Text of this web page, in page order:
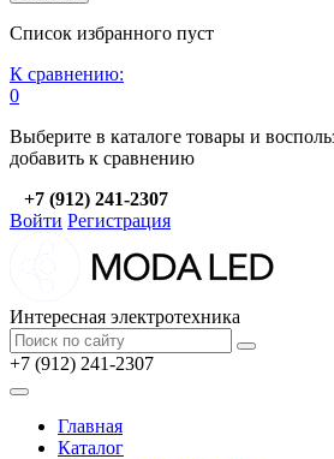
Список избранного пуст
К сравнению:
0
Выберите в каталоге товары и
добавить к сравнению
+7 (912) 241-2307
Войти Регистрация
Интересная электротехника
+7 (912) 241-2307
Главная
Каталог